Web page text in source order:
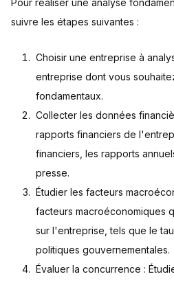
Pour réaliser une analyse
suivre les étapes suivantes :
Choisir une entreprise à
entreprise dont vous
fondamentaux.
Collecter les données
rapports financiers de
financiers, les rapports
presse.
Étudier les facteurs
facteurs macroéconomiques
sur l'entreprise, tels que le
politiques gouvernementales.
Évaluer la concurrence :